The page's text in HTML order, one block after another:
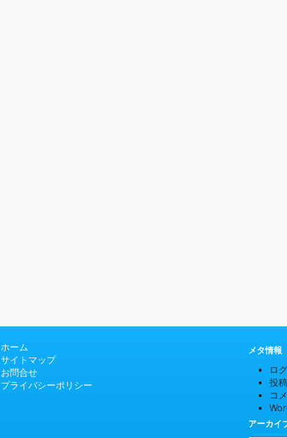
ホーム
サイトマップ
お問合せ
プライバシーポリシー
メタ情報
ロ
投
コ
アーカイ